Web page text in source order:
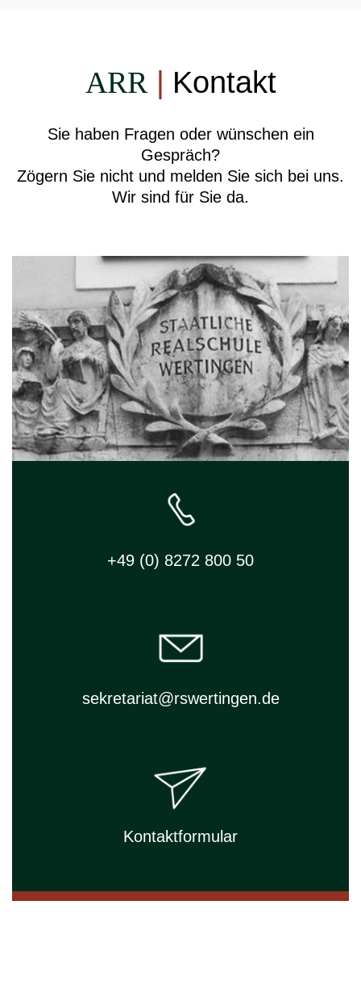
ARR Kontakt
Sie haben Fragen oder wünschen ein
Gespräch?
Zögern Sie nicht und melden Sie sich bei uns.
Wir sind für Sie da.
+49 (0) 8272 800 50
sekretariat@rswertingen.de
Kontaktformular